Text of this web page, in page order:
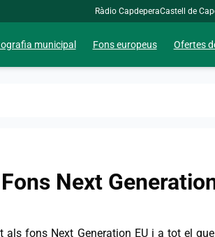
Ràdio CapdeperaCastell de
municipal Fons europeus Ofertes
Next
fons Next Generation EU i a tot el